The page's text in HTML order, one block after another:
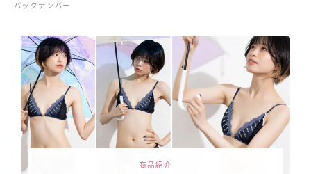
バックナンバー
商品紹介